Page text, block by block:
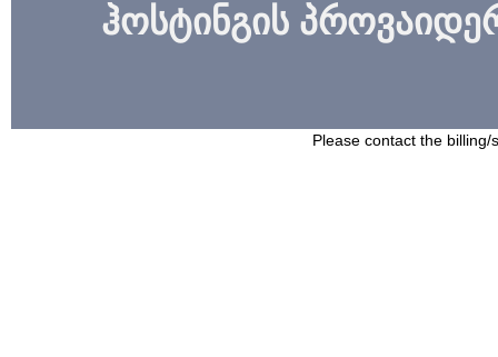
ჰოსტინგის
Please contact the